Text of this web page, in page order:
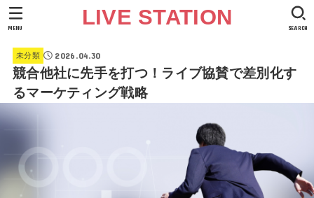
LIVE STATION SEARCH
MENU
未分類 2026.04.30
競合他社に先手を打つ！ライブ協賛で差別化す
るマーケティング戦略